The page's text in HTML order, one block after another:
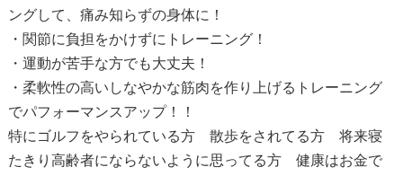
ングして、痛み知らずの身体に！
・関節に負担をかけずにトレーニング！
・運動が苦手な方でも大丈夫！
・柔軟性の高いしなやかな筋肉を作り上げるトレーニング
でパフォーマンスアップ！！
特にゴルフをやられている方 散歩をされてる方 将来寝
たきり高齢者にならないように思ってる方 健康はお金で